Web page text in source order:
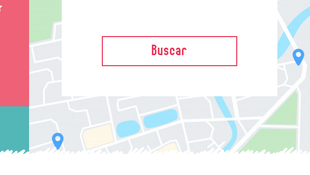
Buscar